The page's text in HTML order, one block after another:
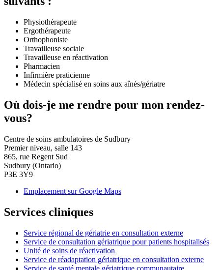
Physiothérapeute
Ergothérapeute
Orthophoniste
Travailleuse sociale
Travailleuse en réactivation
Pharmacien
Infirmière praticienne
Médecin spécialisé en soins aux aînés/gériatre
Où dois-je me rendre pour mon rendez-
vous?
Centre de soins ambulatoires de Sudbury
Premier niveau, salle 143
865, rue Regent Sud
Sudbury (Ontario)
P3E 3Y9
Emplacement sur Google Maps
Services cliniques
Service régional de gériatrie en consultation externe
Service de consultation gériatrique pour patients hospitalisés
Unité de soins de réactivation
Service de réadaptation gériatrique en consultation externe
Service de santé mentale gériatrique communautaire